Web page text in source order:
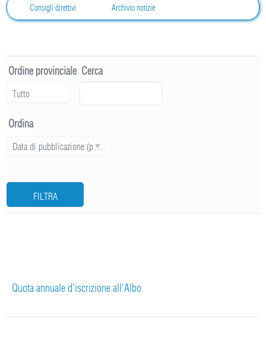
Consigli direttivi Archivio notizie
Ordine provinciale
Tutto
Cerca
Ordina
Data di pubblicazione (più recente)
FILTRA
Quota annuale d'iscrizione all'Albo